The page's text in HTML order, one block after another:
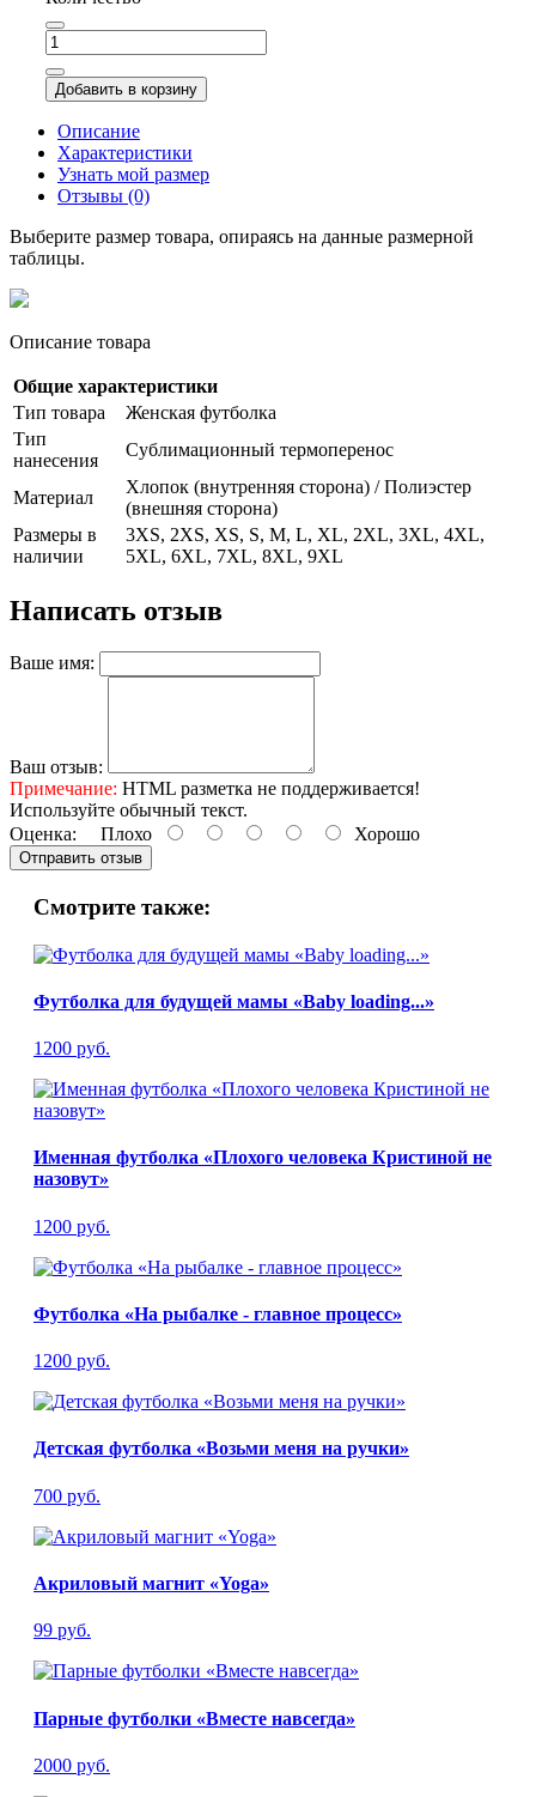
Добавить в корзину
Описание
Характеристики
Узнать мой размер
Отзывы (0)
Выберите размер товара, опираясь на данные размерной
таблицы.
Описание товара
Общие характеристики
Тип товара
Женская футболка
Тип
нанесения
Сублимационный термоперенос
Материал
Хлопок (внутренняя сторона) / Полиэстер
(внешняя сторона)
Размеры в
наличии
3XS, 2XS, XS, S, M, L, XL, 2XL, 3XL, 4XL,
5XL, 6XL, 7XL, 8XL, 9XL
Написать отзыв
Ваше имя:
Ваш отзыв:
Примечание: HTML разметка не поддерживается!
Используйте обычный текст.
Оценка: Плохо Хорошо
Отправить отзыв
Смотрите также:
Футболка для будущей мамы «Baby loading...»
1200 руб.
Именная футболка «Плохого человека Кристиной не
назовут»
1200 руб.
Футболка «На рыбалке - главное процесс»
1200 руб.
Детская футболка «Возьми меня на ручки»
700 руб.
Акриловый магнит «Yoga»
99 руб.
Парные футболки «Вместе навсегда»
2000 руб.